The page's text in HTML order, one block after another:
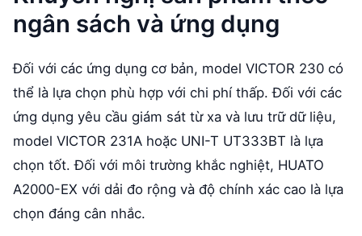
ngân sách và ứng dụng
Đối với các ứng dụng cơ bản, model VICTOR 230 có
thể là lựa chọn phù hợp với chi phí thấp. Đối với các
ứng dụng yêu cầu giám sát từ xa và lưu trữ dữ liệu,
model VICTOR 231A hoặc UNI-T UT333BT là lựa
chọn tốt. Đối với môi trường khắc nghiệt, HUATO
A2000-EX với dải đo rộng và độ chính xác cao là lựa
chọn đáng cân nhắc.